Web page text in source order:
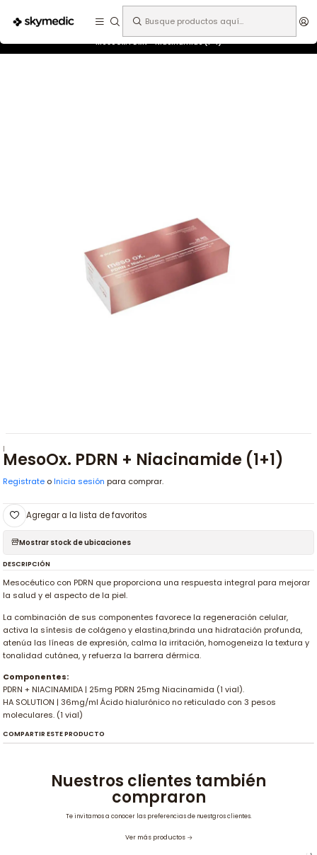
Especialidades Medicina Estética Mesocéuticos
MesoOx. PDRN + Niacinamide (1+1)
|
MesoOx. PDRN + Niacinamide (1+1)
Registrate o Inicia sesión para comprar.
Agregar a la lista de favoritos
Mostrar stock de ubicaciones
DESCRIPCIÓN
Mesocéutico con PDRN que proporciona una respuesta integral para mejorar
la salud y el aspecto de la piel.
La combinación de sus componentes favorece la regeneración celular,
activa la síntesis de colágeno y elastina,brinda una hidratación profunda,
atenúa las líneas de expresión, calma la irritación, homogeneiza la textura y
tonalidad cutánea, y refuerza la barrera dérmica.
Componentes:
PDRN + NIACINAMIDA | 25mg PDRN 25mg Niacinamida (1 vial).
HA SOLUTION | 36mg/ml Ácido hialurónico no reticulado con 3 pesos
moleculares. (1 vial)
COMPARTIR ESTE PRODUCTO
Nuestros clientes también
compraron
Te invitamos a conocer las preferencias de nuestgros clientes.
Ver más productos